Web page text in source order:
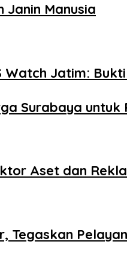
Janin Manusia
Watch Jatim:
Surabaya
Aset dan
Tegaskan